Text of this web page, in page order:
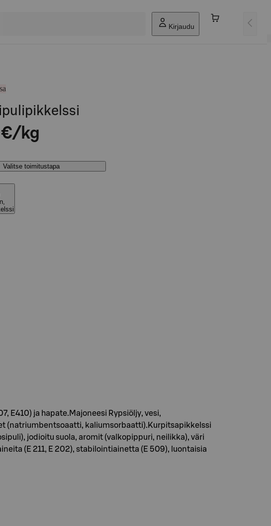
Kirjaudu
€/kg
Valitse toimitustapa
E410) ja hapate.Majoneesi Rypsiöljy, vesi,
(natriumbentsoaatti, kaliumsorbaatti).Kurpitsapikkelssi
jodioitu suola, aromit (valkopippuri, neilikka), väri
(E 211, E 202), stabilointiainetta (E 509), luontaisia